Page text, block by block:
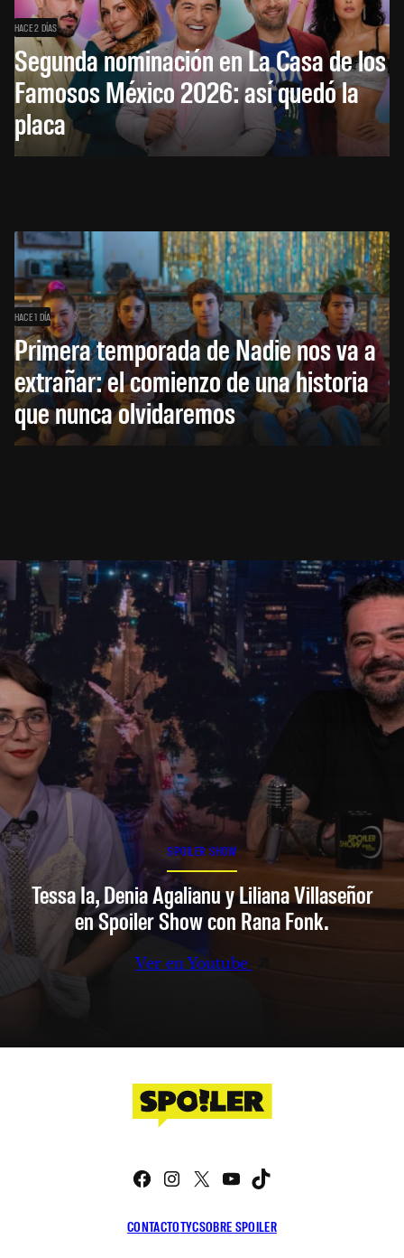
HACE 2 DÍAS
Segunda nominación en La Casa de los
Famosos México 2026: así quedó la
placa
HACE 1 DÍA
Primera temporada de Nadie nos va a
extrañar: el comienzo de una historia
que nunca olvidaremos
SPOILER SHOW
Tessa Ia, Denia Agalianu y Liliana Villaseñor
en Spoiler Show con Rana Fonk.
Ver en Youtube
CONTACTOTYCSOBRE SPOILER
Facebook
Instagram
X YouTube